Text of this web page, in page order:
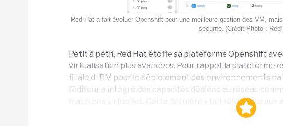
Red Hat a fait évoluer Openshift pour une meilleure gestion des VM,
sécurité. (Crédit Photo : Red
Petit à petit, Red Hat étoffe sa plateforme Openshift
virtualisation plus avancées. Pour rappel, la plateforme
filiale d’IBM pour le déploiement des environnements
l’éditeur a intégré des capacités dédiées au réseau
machines virtuelles. Cette dernière « fait référence aux